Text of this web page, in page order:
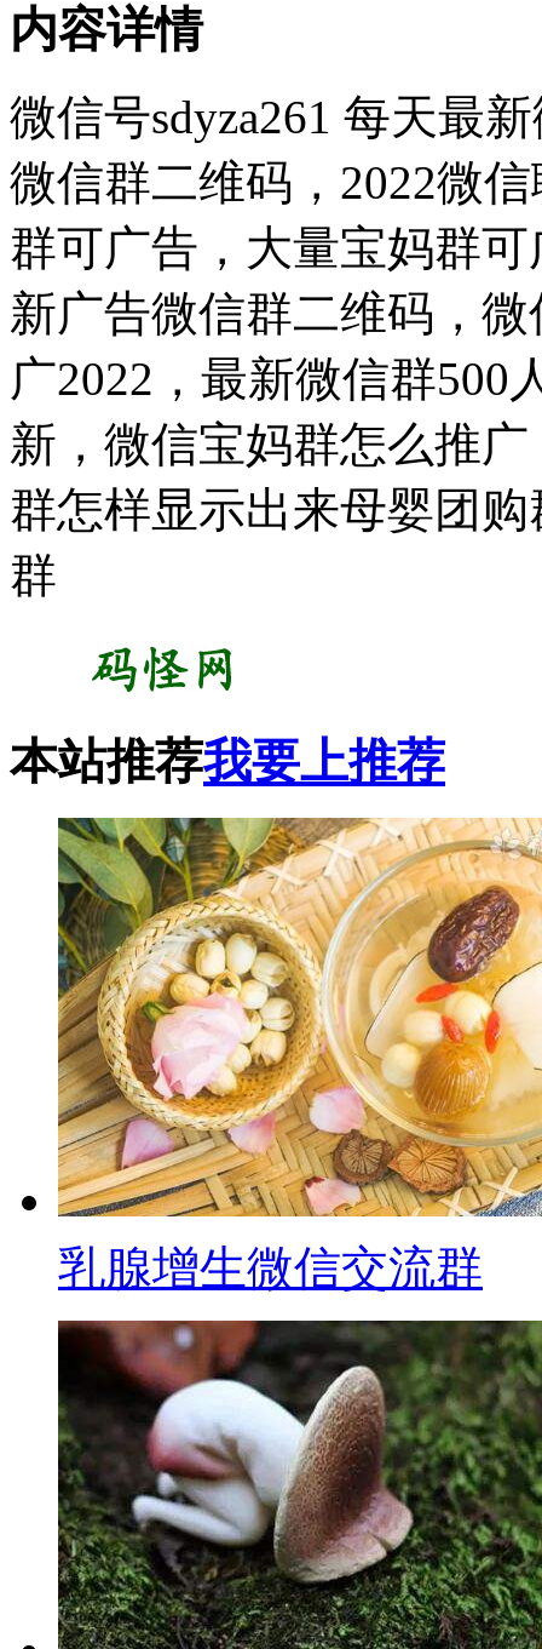
内容详情
微信号sdyza261 每天最
微信群二维码，2022微
群可广告，大量宝妈群
新广告微信群二维码，
广2022，最新微信群500
新，微信宝妈群怎么推
群怎样显示出来母婴团
群
本站推荐我要上推荐
乳腺增生微信交流群